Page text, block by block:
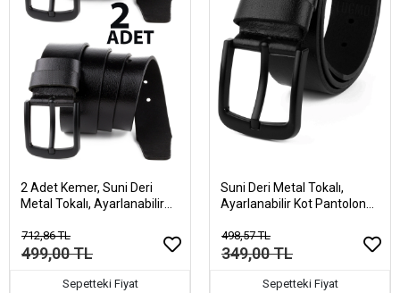
2 Adet Kemer, Suni Deri
Metal Tokalı, Ayarlanabilir
712,86 TL
499,00 TL
Sepetteki Fiyat
Suni Deri Metal Tokalı,
Ayarlanabilir Kot Pantolon
498,57 TL
349,00 TL
Sepetteki Fiyat